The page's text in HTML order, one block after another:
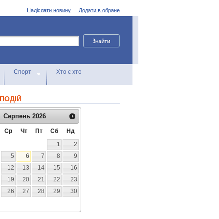
Додати в обране
Надіслати новину
Спорт Хто є хто
Серпень 2026
Ср Чт Пт Сб
Нд
1
2
5 6 7 8
9
12 13 14 15
16
19 20 21 22
23
26 27 28 29
30